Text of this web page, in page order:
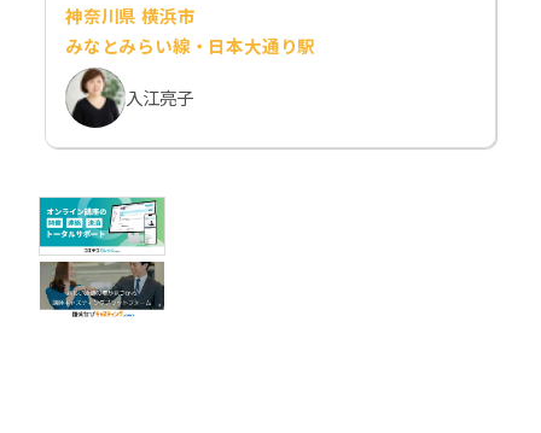
神奈川県 横浜市
みなとみらい線・日本大通り駅
入江亮子